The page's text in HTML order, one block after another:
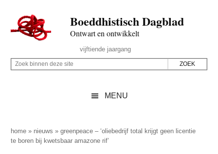
naar
de
inhoud
secondary
naar
de
sidebar
naar
de
Boeddhistisch Dagblad
Ontwart en ontwikkelt
Rechts
vijftiende jaargang
Z
p
d
Z
i
n
MENU
home » nieuws »greenpeace – ‘oliebedrijf total krijgt geen licentie
te boren bij kwetsbaar amazone rif’